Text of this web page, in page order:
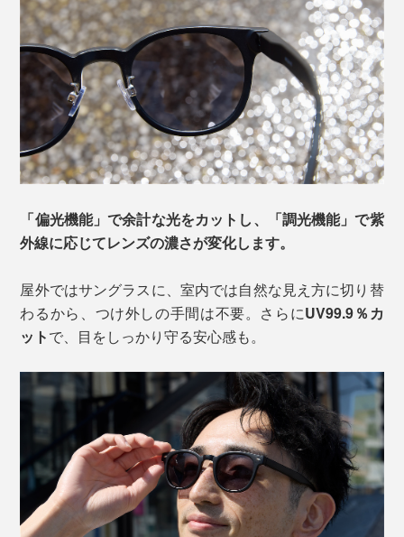
「偏光機能」で余計な光をカットし、「調光機能」で紫
外線に応じてレンズの濃さが変化します。
屋外ではサングラスに、室内では自然な見え方に切り替
わるから、つけ外しの手間は不要。さらにUV99.9％カ
ットで、目をしっかり守る安心感も。